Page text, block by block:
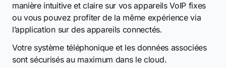
manière intuitive et claire sur vos appareils VoIP fixes
ou vous pouvez profiter de la même expérience via
l’application sur des appareils connectés.
Votre système téléphonique et les données associées
sont sécurisés au maximum dans le cloud.